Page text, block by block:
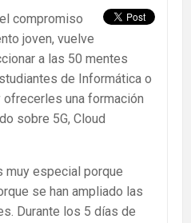
compromiso
joven, vuelve
a las 50 mentes
de Informática o
una formación
sobre 5G, Cloud
muy especial porque
se han ampliado las
. Durante los 5 días de